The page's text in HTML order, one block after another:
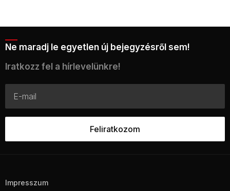
Ne maradj le egyetlen új bejegyzésről sem!
Iratkozz fel a hírlevelünkre!
Impresszum